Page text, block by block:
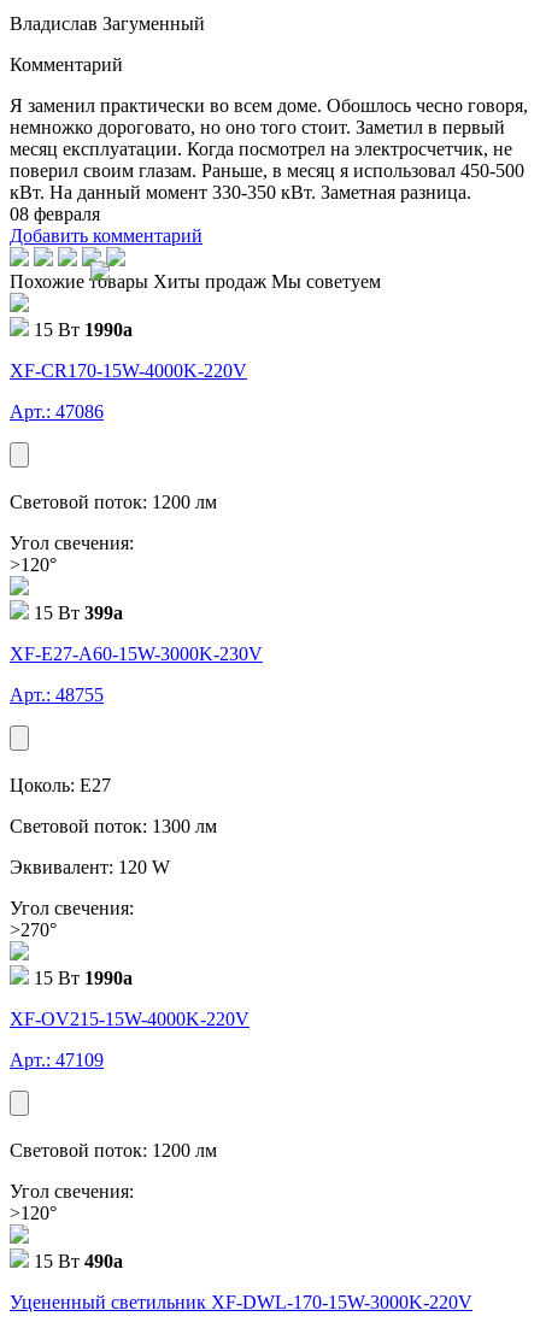
Владислав Загуменный
Комментарий
Я заменил практически во всем доме. Обошлось чесно говоря,
немножко дороговато, но оно того стоит. Заметил в первый
месяц експлуатации. Когда посмотрел на электросчетчик, не
поверил своим глазам. Раньше, в месяц я использовал 450-500
кВт. На данный момент 330-350 кВт. Заметная разница.
08 февраля
Добавить комментарий
Похожие товары Хиты продаж Мы советуем
15 Вт 1990a
XF-CR170-15W-4000K-220V
Арт.: 47086
Световой поток: 1200 лм
Угол свечения:
>120°
15 Вт 399a
XF-E27-A60-15W-3000K-230V
Арт.: 48755
Цоколь: E27
Световой поток: 1300 лм
Эквивалент: 120 W
Угол свечения:
>270°
15 Вт 1990a
XF-OV215-15W-4000K-220V
Арт.: 47109
Световой поток: 1200 лм
Угол свечения:
>120°
15 Вт 490a
Уцененный светильник XF-DWL-170-15W-3000K-220V